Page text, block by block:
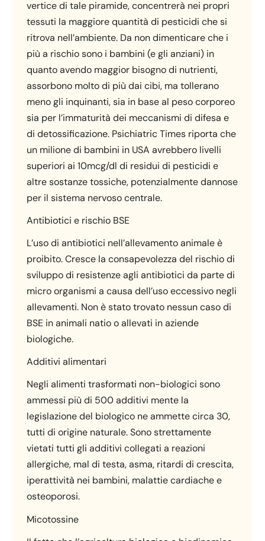
vertice di tale piramide, concentrerà nei propri
tessuti la maggiore quantità di pesticidi che si
ritrova nell’ambiente. Da non dimenticare che i
più a rischio sono i bambini (e gli anziani) in
quanto avendo maggior bisogno di nutrienti,
assorbono molto di più dai cibi, ma tollerano
meno gli inquinanti, sia in base al peso corporeo
sia per l’immaturità dei meccanismi di difesa e
di detossificazione. Psichiatric Times riporta che
un milione di bambini in USA avrebbero livelli
superiori ai 10mcg/dl di residui di pesticidi e
altre sostanze tossiche, potenzialmente dannose
per il sistema nervoso centrale.
Antibiotici e rischio BSE
L’uso di antibiotici nell’allevamento animale è
proibito. Cresce la consapevolezza del rischio di
sviluppo di resistenze agli antibiotici da parte di
micro organismi a causa dell’uso eccessivo negli
allevamenti. Non è stato trovato nessun caso di
BSE in animali natio o allevati in aziende
biologiche.
Additivi alimentari
Negli alimenti trasformati non-biologici sono
ammessi più di 500 additivi mente la
legislazione del biologico ne ammette circa 30,
tutti di origine naturale. Sono strettamente
vietati tutti gli additivi collegati a reazioni
allergiche, mal di testa, asma, ritardi di crescita,
iperattività nei bambini, malattie cardiache e
osteoporosi.
Micotossine